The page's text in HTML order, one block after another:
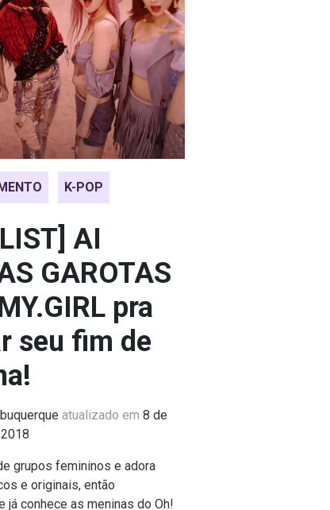
K-POP
AI
GAROTAS
pra
seu fim de
atualizado em 8 de
grupos femininos e adora
e originais, então
já conhece as meninas do Oh!